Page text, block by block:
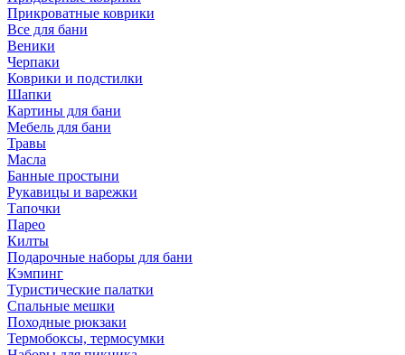
Прикроватные коврики
Все для бани
Веники
Черпаки
Коврики и подстилки
Шапки
Картины для бани
Мебель для бани
Травы
Масла
Банные простыни
Рукавицы и варежки
Тапочки
Парео
Килты
Подарочные наборы для бани
Кэмпинг
Туристические палатки
Спальные мешки
Походные рюкзаки
Термобоксы, термосумки